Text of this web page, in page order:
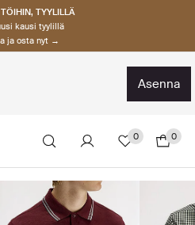
TYYLILLÄ
kausi tyylillä
ja osta nyt →
asenna
0 0